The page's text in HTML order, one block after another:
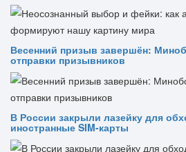
Весенний призыв завершён:
отправки призывников
В России закрыли лазейку для
иностранные SIM-карты